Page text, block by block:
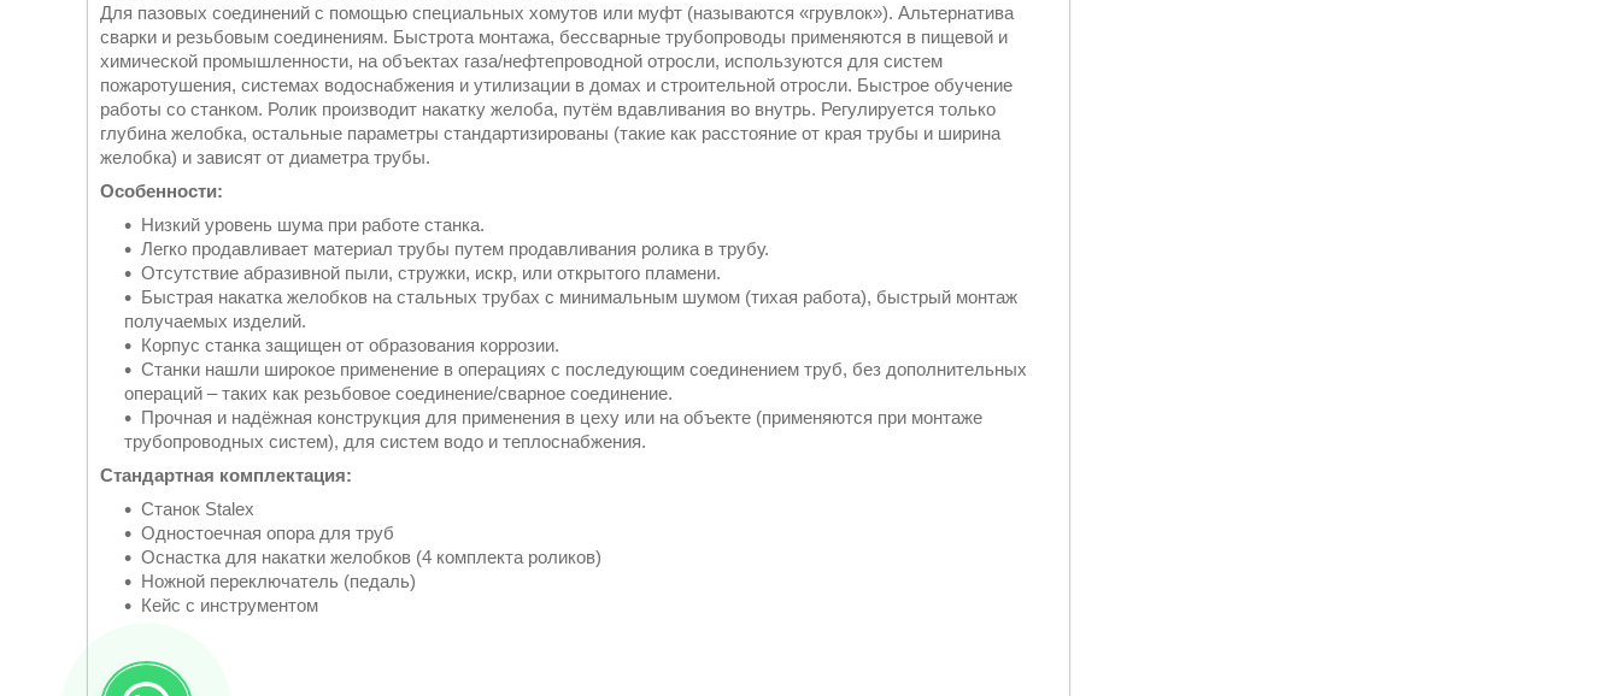
Для пазовых соединений с помощью специальных хомутов или муфт (называются «грувлок»). Альтернатива
сварки и резьбовым соединениям. Быстрота монтажа, бессварные трубопроводы применяются в пищевой и
химической промышленности, на объектах газа/нефтепроводной отросли, используются для систем
пожаротушения, системах водоснабжения и утилизации в домах и строительной отросли. Быстрое обучение
работы со станком. Ролик производит накатку желоба, путём вдавливания во внутрь. Регулируется только
глубина желобка, остальные параметры стандартизированы (такие как расстояние от края трубы и ширина
желобка) и зависят от диаметра трубы.
Особенности:
Низкий уровень шума при работе станка.
Легко продавливает материал трубы путем продавливания ролика в трубу.
Отсутствие абразивной пыли, стружки, искр, или открытого пламени.
Быстрая накатка желобков на стальных трубах с минимальным шумом (тихая работа), быстрый монтаж
получаемых изделий.
Корпус станка защищен от образования коррозии.
Станки нашли широкое применение в операциях с последующим соединением труб, без дополнительных
операций – таких как резьбовое соединение/сварное соединение.
Прочная и надёжная конструкция для применения в цеху или на объекте (применяются при монтаже
трубопроводных систем), для систем водо и теплоснабжения.
Стандартная комплектация:
Станок Stalex
Одностоечная опора для труб
Оснастка для накатки желобков (4 комплекта роликов)
Ножной переключатель (педаль)
Кейс с инструментом